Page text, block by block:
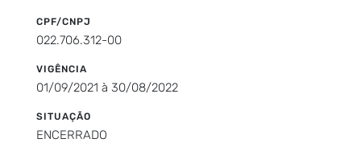
CPF/CNPJ
022.706.312-00
VIGÊNCIA
01/09/2021 à 30/08/2022
SITUAÇÃO
ENCERRADO